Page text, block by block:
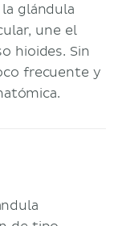
glándula
une el
hioides. Sin
frecuente y